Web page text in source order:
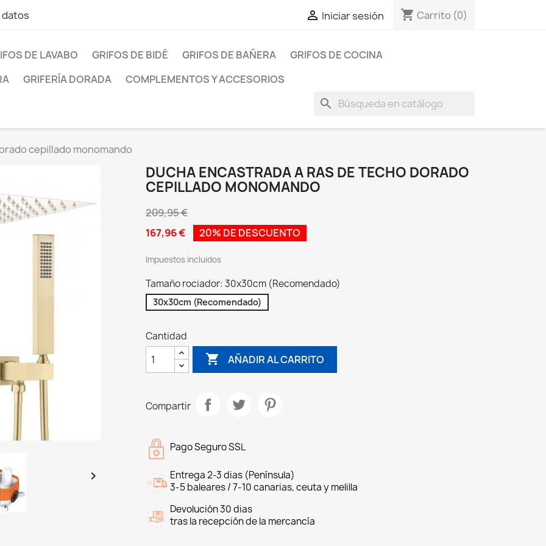
datos  Iniciar sesión shopping_cart Carrito (0)
DE LAVABO GRIFOS DE BIDÉ GRIFOS DE BAÑERA
GRIFOS DE COCINA
GRIFERÍA DORADA COMPLEMENTOS Y ACCESORIOS
search
cepillado monomando

DUCHA ENCASTRADA A RAS DE TECHO DORADO
CEPILLADO MONOMANDO
209,95 €
167,96 €
20% DE DESCUENTO
Impuestos incluidos
Tamaño rociador: 30x30cm (Recomendado)
30x30cm (Recomendado)
Cantidad
 AÑADIR AL CARRITO
Compartir
Pago Seguro SSL
Entrega 2-3 dias (Península)
3-5 baleares / 7-10 canarias, ceuta y melilla
Devolución 30 dias
tras la recepción de la mercancía